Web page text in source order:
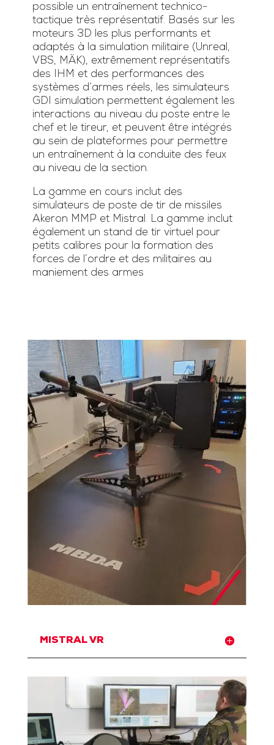
possible un entraînement technico-
tactique très représentatif. Basés sur les
moteurs 3D les plus performants et
adaptés à la simulation militaire (Unreal,
VBS, MÄK), extrêmement représentatifs
des IHM et des performances des
systèmes d’armes réels, les simulateurs
GDI simulation permettent également les
interactions au niveau du poste entre le
chef et le tireur, et peuvent être intégrés
au sein de plateformes pour permettre
un entraînement à la conduite des feux
au niveau de la section.
La gamme en cours inclut des
simulateurs de poste de tir de missiles
Akeron MMP et Mistral. La gamme inclut
également un stand de tir virtuel pour
petits calibres pour la formation des
forces de l’ordre et des militaires au
maniement des armes
MISTRAL VR